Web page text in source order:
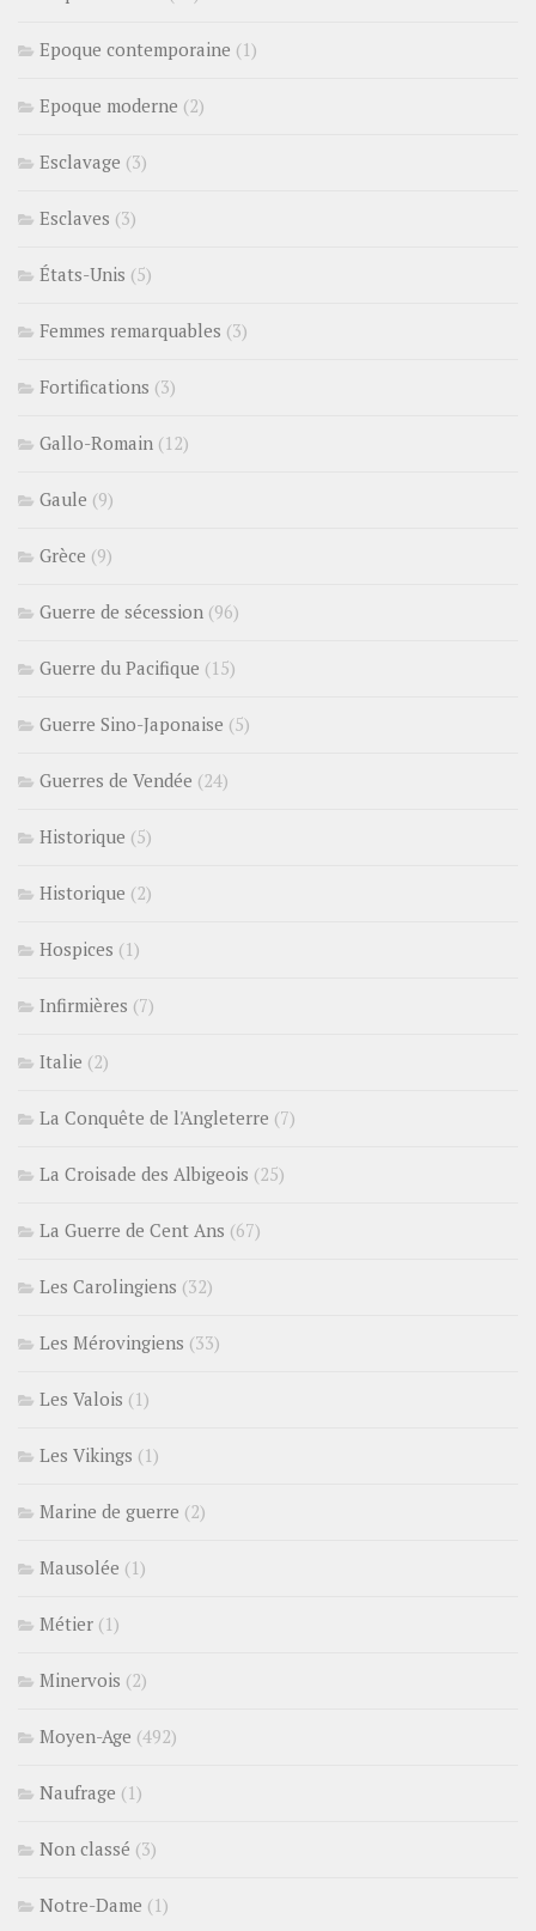
Epoque contemporaine (1)
Epoque moderne (2)
Esclavage (3)
Esclaves (3)
États-Unis (5)
Femmes remarquables (3)
Fortifications (3)
Gallo-Romain (12)
Gaule (9)
Grèce (9)
Guerre de sécession (96)
Guerre du Pacifique (15)
Guerre Sino-Japonaise (5)
Guerres de Vendée (24)
Historique (5)
Historique (2)
Hospices (1)
Infirmières (7)
Italie (2)
La Conquête de l'Angleterre (7)
La Croisade des Albigeois (25)
La Guerre de Cent Ans (67)
Les Carolingiens (32)
Les Mérovingiens (33)
Les Valois (1)
Les Vikings (1)
Marine de guerre (2)
Mausolée (1)
Métier (1)
Minervois (2)
Moyen-Age (492)
Naufrage (1)
Non classé (3)
Notre-Dame (1)